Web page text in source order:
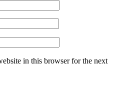
in this browser for the next